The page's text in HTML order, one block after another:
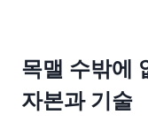
목맬 수밖에
자본과 기술